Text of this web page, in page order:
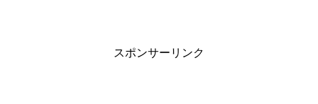
スポンサーリンク